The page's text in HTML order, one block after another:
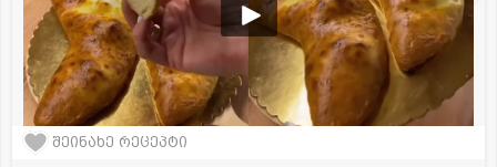
შეინახე რეცეპტი